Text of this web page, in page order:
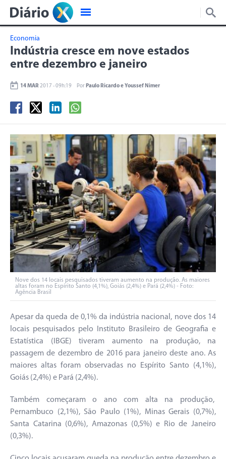
Economia
Indústria cresce em nove estados
entre dezembro e janeiro
14 MAR 2017 - 09h:19 Por Paulo Ricardo e Youssef Nimer
Nove dos 14 locais pesquisados tiveram aumento na produção. As maiores
altas foram no Espírito Santo (4,1%), Goiás (2,4%) e Pará (2,4%) - Foto:
Agência Brasil
Apesar da queda de 0,1% da indústria nacional, nove dos 14
locais pesquisados pelo Instituto Brasileiro de Geografia e
Estatística (IBGE) tiveram aumento na produção, na
passagem de dezembro de 2016 para janeiro deste ano. As
maiores altas foram observadas no Espírito Santo (4,1%),
Goiás (2,4%) e Pará (2,4%).
Também começaram o ano com alta na produção,
Pernambuco (2,1%), São Paulo (1%), Minas Gerais (0,7%),
Santa Catarina (0,6%), Amazonas (0,5%) e Rio de Janeiro
(0,3%).